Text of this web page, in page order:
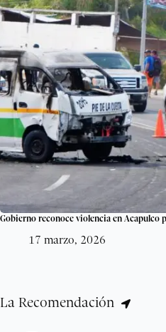
Gobierno reconoce violencia en Acapulco
17 marzo, 2026
La Recomendación